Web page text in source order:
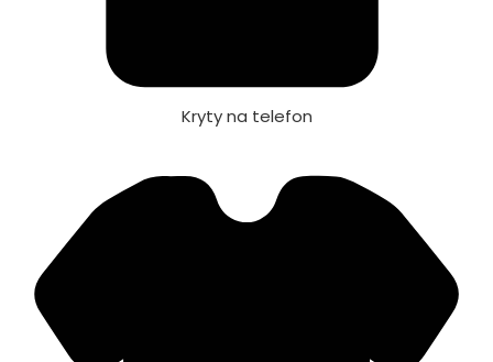
Kryty na telefon